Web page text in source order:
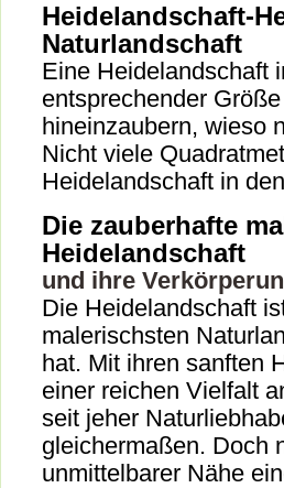
Heidelandschaft-
Naturlandschaft
Eine Heidelandschaft
entsprechender
hineinzaubern, wieso
Nicht viele
Heidelandschaft in
Die zauberhafte
Heidelandschaft
und ihre
Die Heidelandschaft
malerischsten
hat. Mit ihren sanften
einer reichen Vielfalt
seit jeher
gleichermaßen. Doch
unmittelbarer Nähe